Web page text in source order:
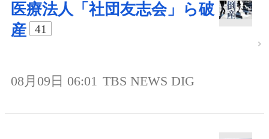
医療法人「社団友志会」ら破
産
41
08月09日 06:01 TBS NEWS DIG